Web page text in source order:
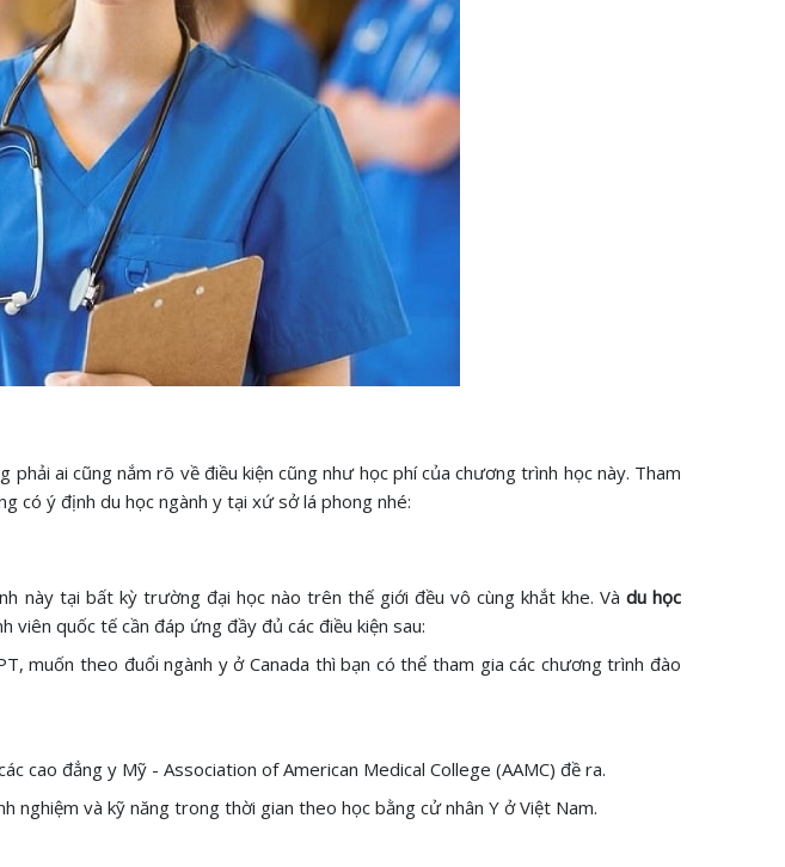
phải ai cũng nắm rõ về điều kiện cũng như học phí của chương trình học này. Tham
có ý định du học ngành y tại xứ sở lá phong nhé:
này tại bất kỳ trường đại học nào trên thế giới đều vô cùng khắt khe. Và du học
viên quốc tế cần đáp ứng đầy đủ các điều kiện sau:
muốn theo đuổi ngành y ở Canada thì bạn có thể tham gia các chương trình đào
cao đẳng y Mỹ - Association of American Medical College (AAMC) đề ra.
nghiệm và kỹ năng trong thời gian theo học bằng cử nhân Y ở Việt Nam.